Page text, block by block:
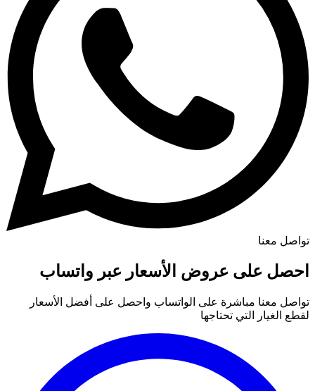
تواصل معنا
احصل على عروض الأسعار عبر واتساب
تواصل معنا مباشرة على الواتساب واحصل على أفضل الأسعار
لقطع الغيار التي تحتاجها